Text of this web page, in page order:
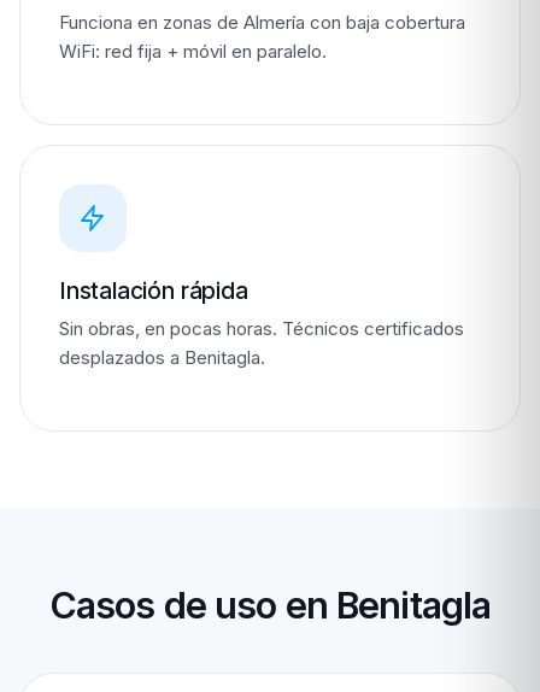
Funciona en zonas de Almería con baja cobertura
WiFi: red fija + móvil en paralelo.
Instalación rápida
Sin obras, en pocas horas. Técnicos certificados
desplazados a Benitagla.
Casos de uso en Benitagla